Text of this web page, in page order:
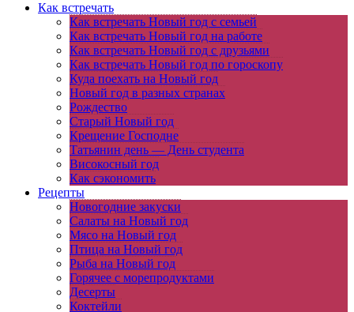
Как встречать
Как встречать Новый год с семьей
Как встречать Новый год на работе
Как встречать Новый год с друзьями
Как встречать Новый год по гороскопу
Куда поехать на Новый год
Новый год в разных странах
Рождество
Старый Новый год
Крещение Господне
Татьянин день — День студента
Високосный год
Как сэкономить
Рецепты
Новогодние закуски
Салаты на Новый год
Мясо на Новый год
Птица на Новый год
Рыба на Новый год
Горячее с морепродуктами
Десерты
Коктейли